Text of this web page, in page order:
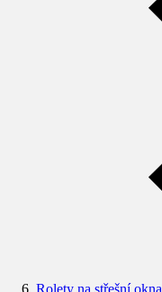
Rolety na střešní okna